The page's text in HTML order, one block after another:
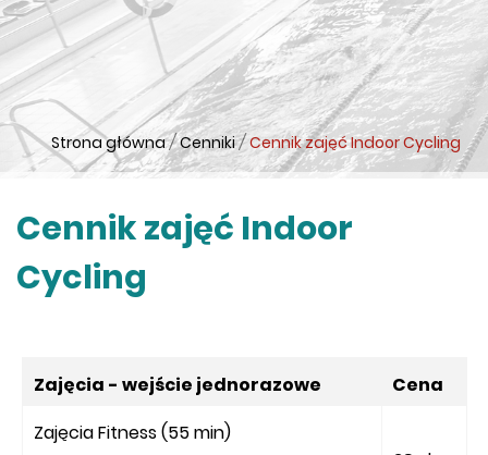
Strona główna / Cenniki / Cennik zajęć Indoor Cycling
Cennik zajęć Indoor
Cycling
Zajęcia - wejście jednorazowe
Cena
Zajęcia Fitness (55 min)